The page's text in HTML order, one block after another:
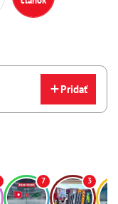
Pridať
7 3